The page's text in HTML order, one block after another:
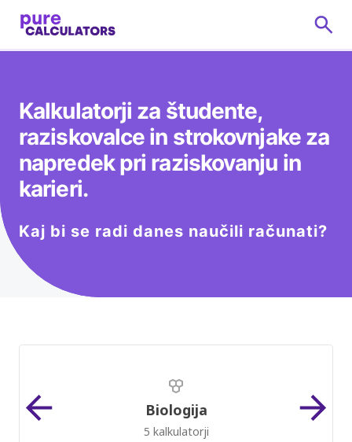
Kalkulatorji za študente,
raziskovalce in strokovnjake za
napredek pri raziskovanju in
karieri.
Kaj bi se radi danes naučili računati?
Biologija
5 kalkulatorji